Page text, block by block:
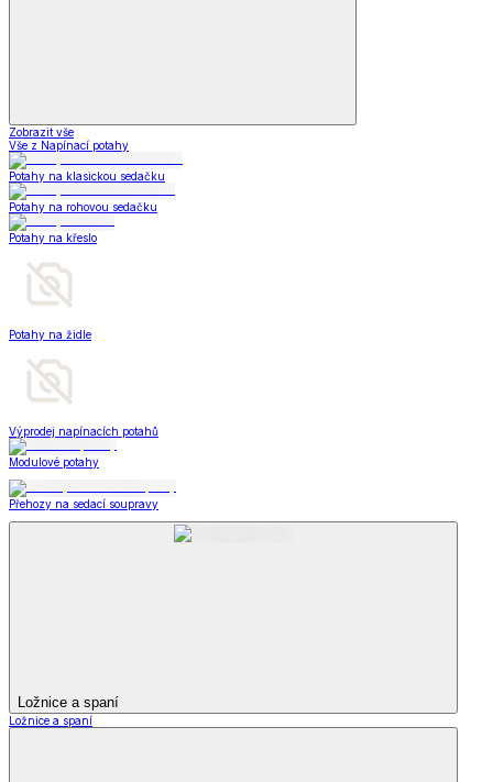
Zobrazit vše
Vše z Napínací potahy
Potahy na klasickou sedačku
Potahy na rohovou sedačku
Potahy na křeslo
Potahy na židle
Výprodej napínacích potahů
Modulové potahy
Přehozy na sedací soupravy
Ložnice a spaní
Ložnice a spaní